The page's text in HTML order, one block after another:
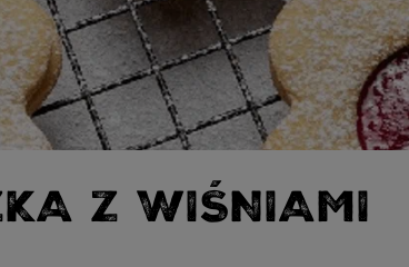
Z WIŚNIAMI